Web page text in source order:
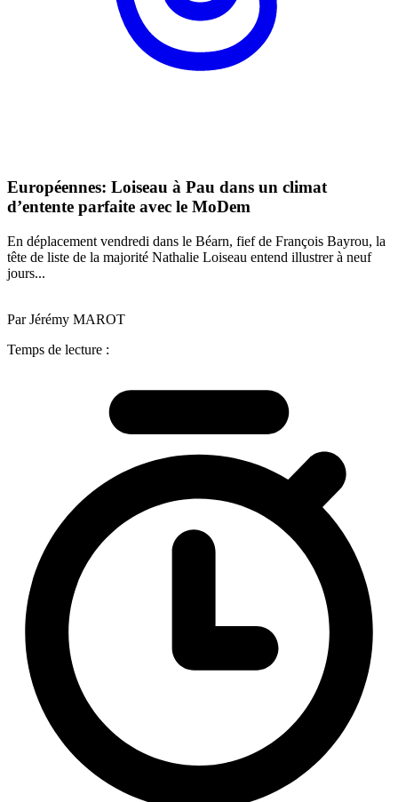
Européennes: Loiseau à Pau dans un climat
d’entente parfaite avec le MoDem
En déplacement vendredi dans le Béarn, fief de François Bayrou, la
tête de liste de la majorité Nathalie Loiseau entend illustrer à neuf
jours...
Par Jérémy MAROT
Temps de lecture :